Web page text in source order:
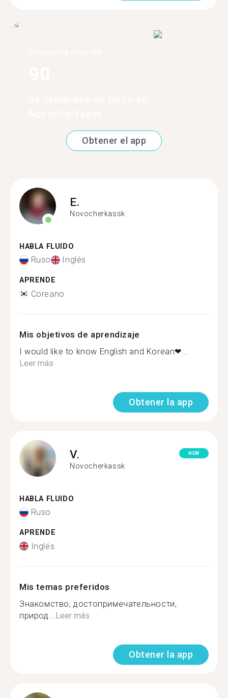
Obtener el app
E.
Novocherkassk
HABLA FLUIDO
Ruso Inglés
APRENDE
Coreano
Mis objetivos de aprendizaje
I would like to know English and Korean❤...
Leer más
Obtener la app
V.
Novocherkassk
NEW
HABLA FLUIDO
Ruso
APRENDE
Inglés
Mis temas preferidos
Знакомство, достопримечательности,
природ... Leer más
Obtener la app